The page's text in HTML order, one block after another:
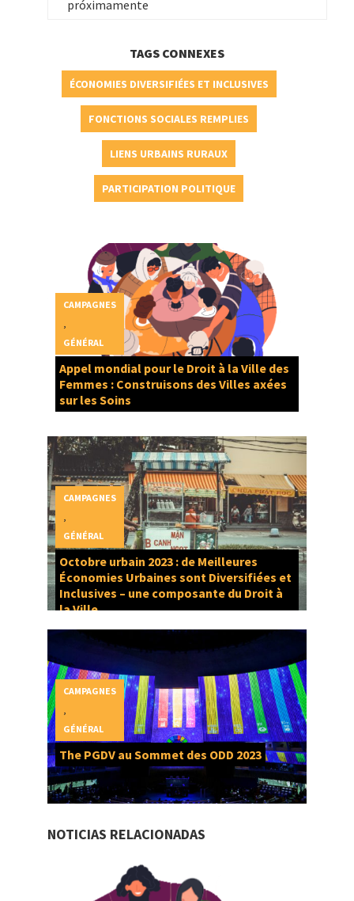
próximamente
TAGS CONNEXES
ÉCONOMIES DIVERSIFIÉES ET INCLUSIVES
FONCTIONS SOCIALES REMPLIES
LIENS URBAINS RURAUX
PARTICIPATION POLITIQUE
Appel mondial pour le Droit à la Ville des
Femmes : Construisons des Villes axées
sur les Soins
CAMPAGNES
GÉNÉRAL
Octobre urbain 2023 : de Meilleures
Économies Urbaines sont Diversifiées et
Inclusives – une composante du Droit à
la Ville
CAMPAGNES
GÉNÉRAL
The PGDV au Sommet des ODD 2023
CAMPAGNES
GÉNÉRAL
NOTICIAS RELACIONADAS